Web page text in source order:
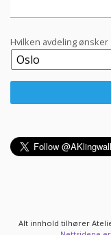
Hvilken avdeling
Alt innhold tilhører